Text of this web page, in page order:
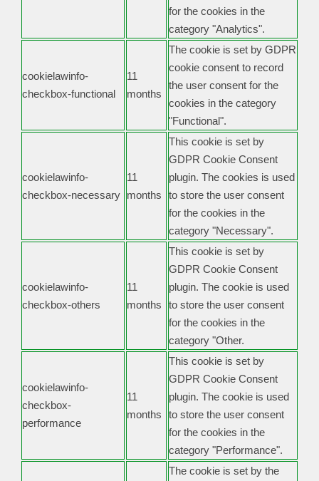
for the cookies in the
category "Analytics".
cookielawinfo-
checkbox-functional
11
months
The cookie is set by GDPR
cookie consent to record
the user consent for the
cookies in the category
"Functional".
cookielawinfo-
checkbox-necessary
11
months
This cookie is set by
GDPR Cookie Consent
plugin. The cookies is used
to store the user consent
for the cookies in the
category "Necessary".
cookielawinfo-
checkbox-others
11
months
This cookie is set by
GDPR Cookie Consent
plugin. The cookie is used
to store the user consent
for the cookies in the
category "Other.
cookielawinfo-
checkbox-
performance
11
months
This cookie is set by
GDPR Cookie Consent
plugin. The cookie is used
to store the user consent
for the cookies in the
category "Performance".
The cookie is set by the